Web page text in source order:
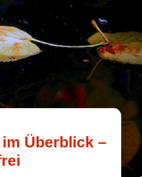
Überblick –